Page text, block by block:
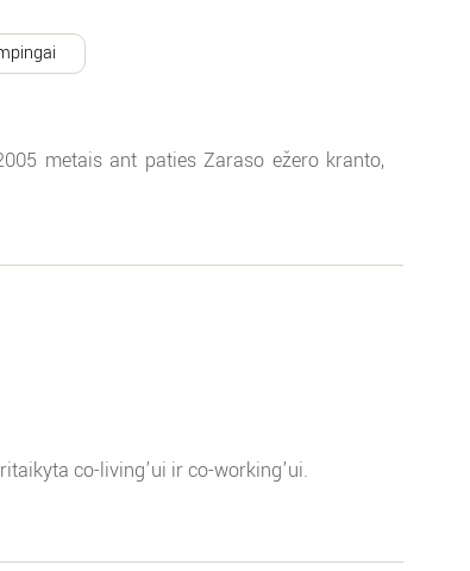
metais ant paties Zaraso ežero kranto,
co-living’ui ir co-working’ui.